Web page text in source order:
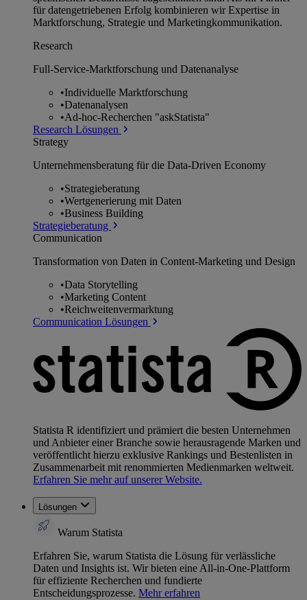
für datengetriebenen Erfolg kombinieren wir Expertise in
Marktforschung, Strategie und Marketingkommunikation.
Research
Full-Service-Marktforschung und Datenanalyse
•Individuelle Marktforschung
•Datenanalysen
•Ad-hoc-Recherchen "askStatista"
Research Lösungen
Strategy
Unternehmens­beratung für die Data-Driven Economy
•Strategieberatung
•Wertgenerierung mit Daten
•Business Building
Strategieberatung
Communication
Transformation von Daten in Content-Marketing und Design
•Data Storytelling
•Marketing Content
•Reichweitenvermarktung
Communication Lösungen
Statista R identifiziert und prämiert die besten Unternehmen
und Anbieter einer Branche sowie herausragende Marken und
veröffentlicht hierzu exklusive Rankings und Bestenlisten in
Zusammenarbeit mit renommierten Medienmarken weltweit.
Erfahren Sie mehr auf unserer Website.
Lösungen
Warum Statista
Erfahren Sie, warum Statista die Lösung für verlässliche
Daten und Insights ist. Wir bieten eine All-in-One-Plattform
für effiziente Recherchen und fundierte
Entscheidungsprozesse. Mehr erfahren